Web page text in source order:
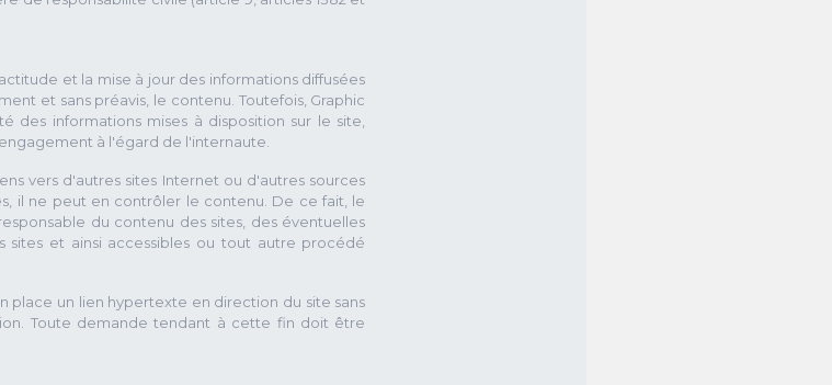
et la mise à jour des informations diffusées
et sans préavis, le contenu. Toutefois, Graphic
des informations mises à disposition sur le site,
à l'égard de l'internaute.
vers d'autres sites Internet ou d'autres sources
il ne peut en contrôler le contenu. De ce fait, le
du contenu des sites, des éventuelles
sites et ainsi accessibles ou tout autre procédé
place un lien hypertexte en direction du site sans
Toute demande tendant à cette fin doit être